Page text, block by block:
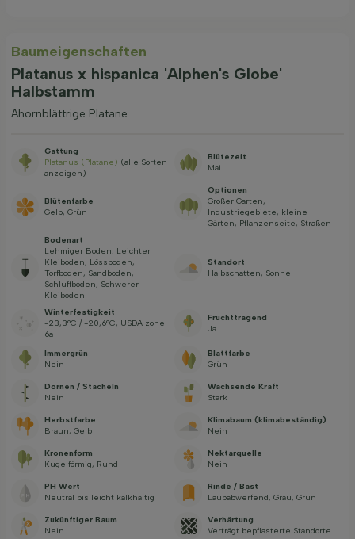
Baum­eigen­schaften
Platanus x hispanica 'Alphen's Globe'
Halbstamm
Ahornblättrige Platane
Gattung
Platanus (Platane) (alle Sorten
anzeigen)
Blütezeit
Mai
Blütenfarbe
Gelb, Grün
Optionen
Großer Garten,
Industriegebiete, kleine
Gärten, Pflanzenseite, Straßen
Bodenart
Lehmiger Boden, Leichter
Kleiboden, Lössboden,
Torfboden, Sandboden,
Schluffboden, Schwerer
Kleiboden
Standort
Halbschatten, Sonne
Winterfestigkeit
-23,3°C / -20,6°C, USDA zone
6a
Fruchttragend
Ja
Immergrün
Nein
Blattfarbe
Grün
Dornen / Stacheln
Nein
Wachsende Kraft
Stark
Herbstfarbe
Braun, Gelb
Klimabaum (klimabeständig)
Nein
Kronenform
Kugelförmig, Rund
Nektarquelle
Nein
PH Wert
Neutral bis leicht kalkhaltig
Rinde / Bast
Laubabwerfend, Grau, Grün
Zukünftiger Baum
Nein
Verhärtung
Verträgt bepflasterte Standorte